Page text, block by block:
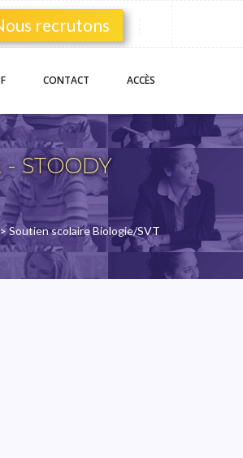
recrutons
CONTACT ACCÈS
STOODY
> Soutien scolaire Biologie/SVT